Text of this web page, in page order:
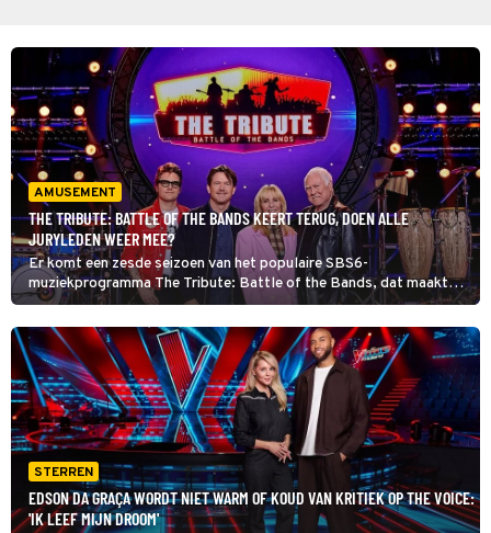
AMUSEMENT
THE TRIBUTE: BATTLE OF THE BANDS KEERT TERUG, DOEN ALLE
JURYLEDEN WEER MEE?
Er komt een zesde seizoen van het populaire SBS6-
muziekprogramma The Tribute: Battle of the Bands, dat maakte
jurylid Cesar Zuiderwijk dit weekend bekend. Doen de andere
juryleden ook weer mee? Lees snel verder.
STERREN
EDSON DA GRAÇA WORDT NIET WARM OF KOUD VAN KRITIEK OP THE VOICE:
'IK LEEF MIJN DROOM'